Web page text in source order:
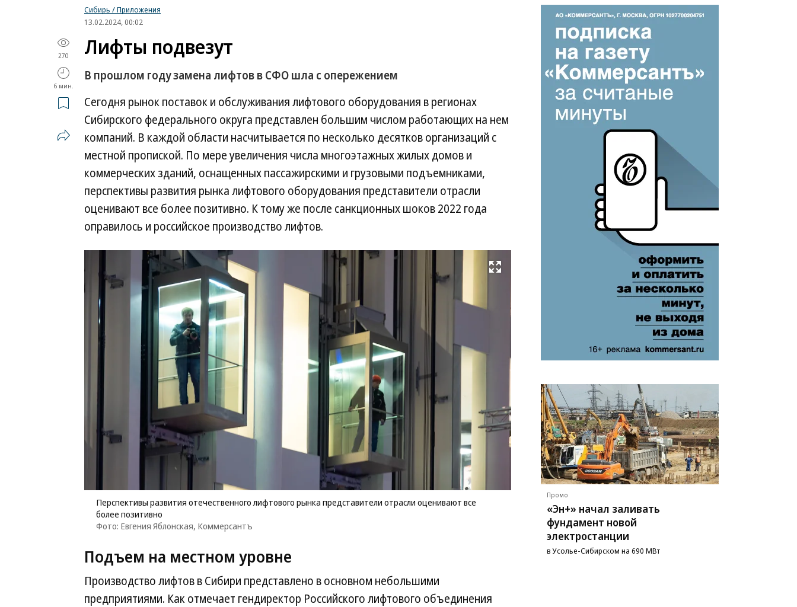
Сибирь / Приложения
13.02.2024, 00:02
270
6 мин.
Лифты подвезут
В прошлом году замена лифтов в СФО шла с опережением
Сегодня рынок поставок и обслуживания лифтового оборудования в регионах
Сибирского федерального округа представлен большим числом работающих на нем
компаний. В каждой области насчитывается по несколько десятков организаций с
местной пропиской. По мере увеличения числа многоэтажных жилых домов и
коммерческих зданий, оснащенных пассажирскими и грузовыми подъемниками,
перспективы развития рынка лифтового оборудования представители отрасли
оценивают все более позитивно. К тому же после санкционных шоков 2022 года
оправилось и российское производство лифтов.
Развернуть на весь экран
Перспективы развития отечественного лифтового рынка представители отрасли оценивают все
более позитивно
Фото: Евгения Яблонская, Коммерсантъ
более
позитивно
Фото:
Евгения
Яблонская,
Коммерсантъ
Подъем на местном уровне
Производство лифтов в Сибири представлено в основном небольшими
предприятиями. Как отмечает гендиректор Российского лифтового объединения
Промо
«Эн+» начал заливать
фундамент новой
электростанции
в Усолье-Сибирском на 690 МВт